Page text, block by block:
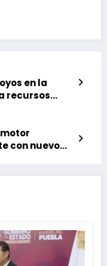
en la
recursos
con nuevo